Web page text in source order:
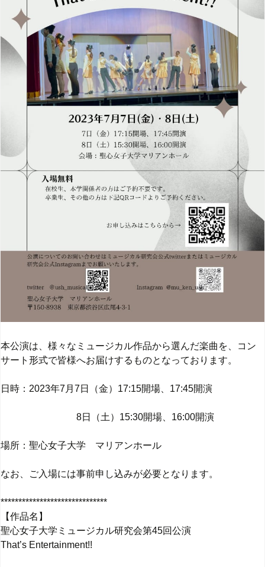
本公演は、様々なミュージカル作品から選んだ楽曲を、コン
サート形式で皆様へお届けするものとなっております。
日時：2023年7月7日（金）17:15開場、17:45開演
8日（土）15:30開場、16:00開演
場所：聖心女子大学 マリアンホール
なお、ご入場には事前申し込みが必要となります。
******************************
【作品名】
聖心女子大学ミュージカル研究会第45回公演
That’s Entertainment!!